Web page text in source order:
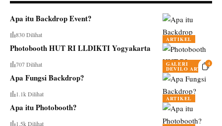
ARTIKEL
Apa itu Backdrop Event?
830 Dilihat
4
GALERI
DEVILO ARTS
Photobooth HUT RI LLDIKTI Yogyakarta
707 Dilihat
ARTIKEL
Apa Fungsi Backdrop?
1.1k Dilihat
Apa itu Photobooth?
1.5k Dilihat